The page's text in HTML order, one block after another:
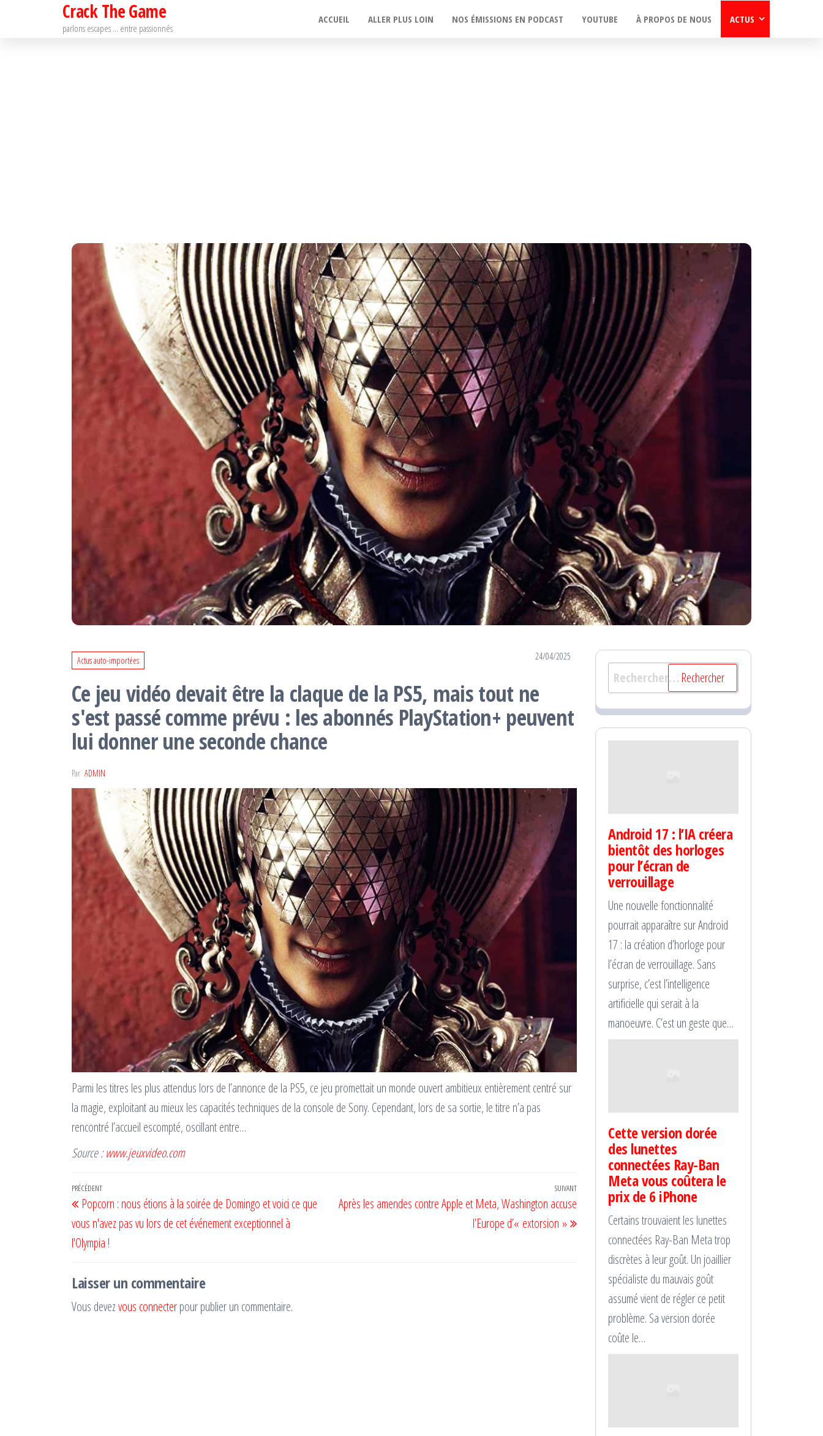
Crack The Game
parlons escapes … entre passionnés
ACCUEIL ALLER PLUS LOIN NOS ÉMISSIONS EN PODCAST YOUTUBE À PROPOS DE NOUS ACTUS
Actus auto-importées 24/04/2025
Ce jeu vidéo devait être la claque de la PS5, mais tout ne
s'est passé comme prévu : les abonnés PlayStation+ peuvent
lui donner une seconde chance
Par ADMIN
Parmi les titres les plus attendus lors de l’annonce de la PS5, ce jeu promettait un monde ouvert ambitieux entièrement centré sur
la magie, exploitant au mieux les capacités techniques de la console de Sony. Cependant, lors de sa sortie, le titre n’a pas
rencontré l’accueil escompté, oscillant entre…
Source :www.jeuxvideo.com
Navigation
de
l’article
Article
précédent
PRÉCÉDENT
Popcorn : nous étions à la soirée de Domingo et voici ce que
vous n'avez pas vu lors de cet événement exceptionnel à
l'Olympia !
Article
SUIVANT
Après les amendes contre Apple et Meta, Washington accuse
l’Europe d’« extorsion »
Laisser un commentaire
Vous devezvous connecterpour publier un commentaire.
Rechercher :
Android 17 : l’IA créera
bientôt des horloges
pour l’écran de
verrouillage
Une nouvelle fonctionnalité
pourrait apparaître sur Android
17 : la création d’horloge pour
l’écran de verrouillage. Sans
surprise, c’est l’intelligence
artificielle qui serait à la
manoeuvre. C’est un geste que…
Cette version dorée
des lunettes
connectées Ray-Ban
Meta vous coûtera le
prix de 6 iPhone
Certains trouvaient les lunettes
connectées Ray-Ban Meta trop
discrètes à leur goût. Un joaillier
spécialiste du mauvais goût
assumé vient de régler ce petit
problème. Sa version dorée
coûte le…